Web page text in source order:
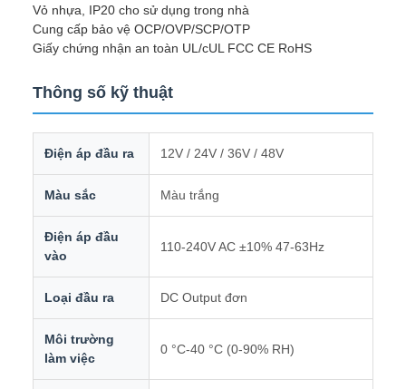
Vỏ nhựa, IP20 cho sử dụng trong nhà
Cung cấp bảo vệ OCP/OVP/SCP/OTP
Giấy chứng nhận an toàn UL/cUL FCC CE RoHS
Thông số kỹ thuật
Điện áp đầu ra 12V / 24V / 36V / 48V
Màu sắc Màu trắng
Điện áp đầu
vào
110-240V AC ±10% 47-63Hz
Loại đầu ra DC Output đơn
Môi trường
làm việc
0 °C-40 °C (0-90% RH)